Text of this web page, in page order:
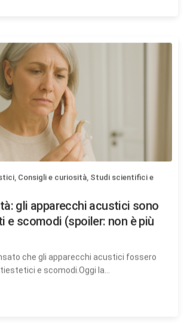
Consigli e curiosità Studi scientifici e
gli apparecchi acustici sono
e scomodi (spoiler: non è più
che gli apparecchi acustici fossero
e scomodi.Oggi la…